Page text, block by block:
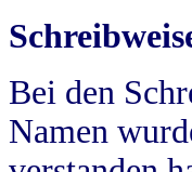
Bei den
Namen